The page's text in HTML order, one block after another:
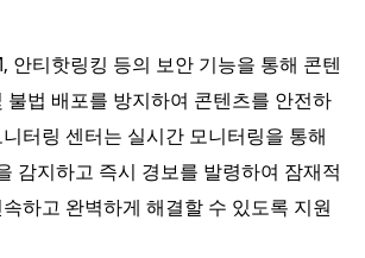
안티핫링킹 등의 보안 기능을 통해 콘텐
불법 배포를 방지하여 콘텐츠를 안전하
터링 센터는 실시간 모니터링을 통해
감지하고 즉시 경보를 발령하여 잠재적
하고 완벽하게 해결할 수 있도록 지원